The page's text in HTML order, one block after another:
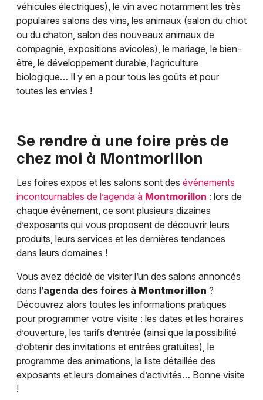
véhicules électriques), le vin avec notamment les très
populaires salons des vins, les animaux (salon du chiot
ou du chaton, salon des nouveaux animaux de
compagnie, expositions avicoles), le mariage, le bien-
être, le développement durable, l’agriculture
biologique… Il y en a pour tous les goûts et pour
toutes les envies !
Se rendre à une foire près de
chez moi à Montmorillon
Les foires expos et les salons sont des événements
incontournables de l’agenda à Montmorillon : lors de
chaque événement, ce sont plusieurs dizaines
d’exposants qui vous proposent de découvrir leurs
produits, leurs services et les dernières tendances
dans leurs domaines !
Vous avez décidé de visiter l’un des salons annoncés
dans l’agenda des foires à Montmorillon ?
Découvrez alors toutes les informations pratiques
pour programmer votre visite : les dates et les horaires
d’ouverture, les tarifs d’entrée (ainsi que la possibilité
d’obtenir des invitations et entrées gratuites), le
programme des animations, la liste détaillée des
exposants et leurs domaines d’activités… Bonne visite
!